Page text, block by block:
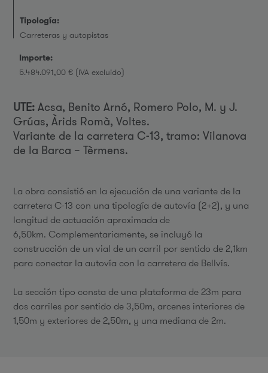
Tipología:
Carreteras y autopistas
Importe:
5.484.091,00 € (IVA excluido)
UTE: Acsa, Benito Arnó, Romero Polo, M. y J.
Grúas, Àrids Romà, Voltes.
Variante de la carretera C-13, tramo: Vilanova
de la Barca – Tèrmens.
La obra consistió en la ejecución de una variante de la
carretera C-13 con una tipología de autovía (2+2), y una
longitud de actuación aproximada de
6,50km. Complementariamente, se incluyó la
construcción de un vial de un carril por sentido de 2,1km
para conectar la autovía con la carretera de Bellvís.
La sección tipo consta de una plataforma de 23m para
dos carriles por sentido de 3,50m, arcenes interiores de
1,50m y exteriores de 2,50m, y una mediana de 2m.